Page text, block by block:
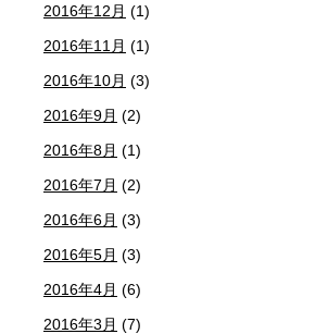
2016年12月 (1)
2016年11月 (1)
2016年10月 (3)
2016年9月 (2)
2016年8月 (1)
2016年7月 (2)
2016年6月 (3)
2016年5月 (3)
2016年4月 (6)
2016年3月 (7)